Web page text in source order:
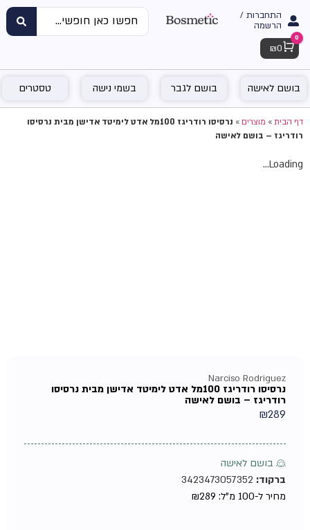
התחברות /
הרשמה
Cart
0
₪ 0
בושם לאישה בושם לגבר בשמי נישה טסטרים
דף הבית»מוצרים»
נרסיסו רודריגז 100מל אדט לימיטד אדישן מבית נרסיסו
רודריגז – בושם לאישה
Loading...
Narciso Rodriguez
נרסיסו רודריגז 100מל אדט לימיטד אדישן מבית נרסיסו
רודריגז – בושם לאישה
₪289
♀ בושם לאישה
ברקוד:3423473057352
מחיר ל-100 מ"ל:
₪289